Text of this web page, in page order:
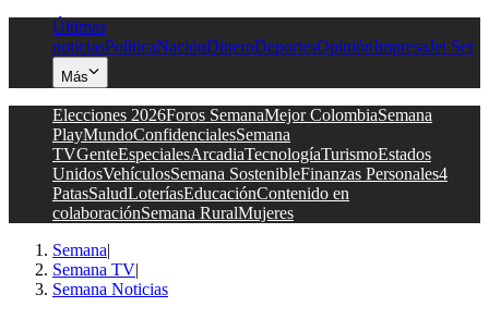
Últimas
noticiasPolíticaNaciónDineroDeportesOpiniónImpresaJet Set
Más
Elecciones 2026Foros SemanaMejor ColombiaSemana
PlayMundoConfidencialesSemana
TVGenteEspecialesArcadiaTecnologíaTurismoEstados
UnidosVehículosSemana SostenibleFinanzas Personales4
PatasSaludLoteríasEducaciónContenido en
colaboraciónSemana RuralMujeres
Semana|
Semana TV|
Semana Noticias